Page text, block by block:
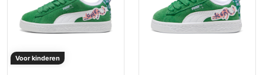
Voor kinderen